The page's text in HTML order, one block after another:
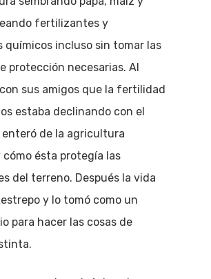
fertilizantes y
químicos incluso sin tomar las
protección necesarias. Al
sus amigos que la fertilidad
estaba declinando con el
enteró de la agricultura
cómo ésta protegía las
del terreno. Después la vida
y lo tomó como un
para hacer las cosas de